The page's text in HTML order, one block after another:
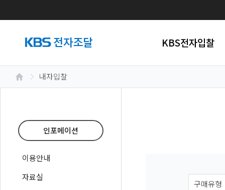
KBS전자입찰
내자입찰
인포메이션
이용안내
자료실